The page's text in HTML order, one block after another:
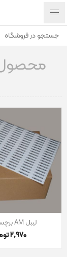
محصول
لیبل AM برچسبی DR
2٬970 تومان